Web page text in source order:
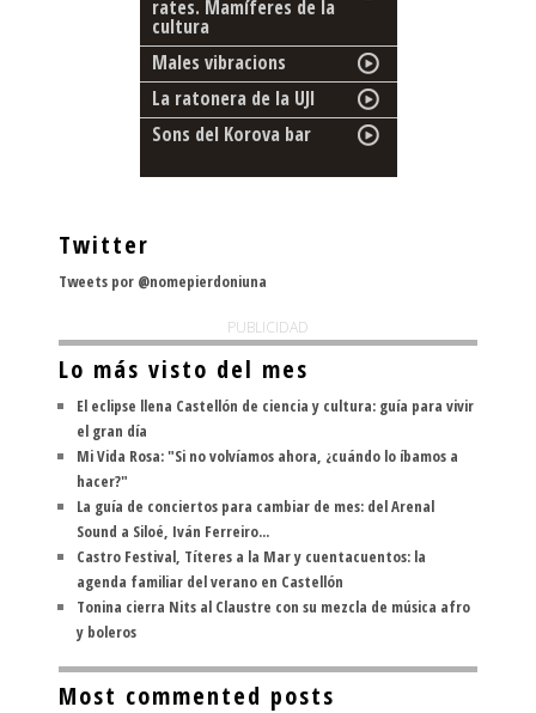
rates. Mamíferes de la
cultura
Males vibracions
La ratonera de la UJI
Sons del Korova bar
Twitter
Tweets por @nomepierdoniuna
PUBLICIDAD
Lo más visto del mes
El eclipse llena Castellón de ciencia y cultura: guía para vivir
el gran día
Mi Vida Rosa: "Si no volvíamos ahora, ¿cuándo lo íbamos a
hacer?"
La guía de conciertos para cambiar de mes: del Arenal
Sound a Siloé, Iván Ferreiro...
Castro Festival, Títeres a la Mar y cuentacuentos: la
agenda familiar del verano en Castellón
Tonina cierra Nits al Claustre con su mezcla de música afro
y boleros
Most commented posts